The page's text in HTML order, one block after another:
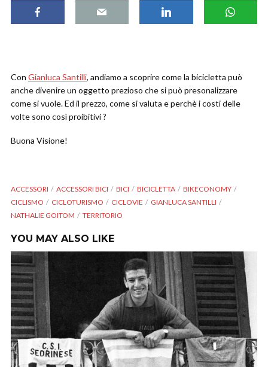
Con Gianluca Santilli, andiamo a scoprire come la bicicletta può
anche divenire un oggetto prezioso che si può presonalizzare
come si vuole. Ed il prezzo, come si valuta e perchè i costi delle
volte sono così proibitivi ?
Buona Visione!
ACCESSORI ACCESSORI BICI BICI BICICLETTA
BIKECONOMY
CICLISMO
CICLOTURISMO CICLOVIE
GIANLUCA SANTILLI
NATHALIE GOITOM
TERRITORIO
YOU MAY ALSO LIKE